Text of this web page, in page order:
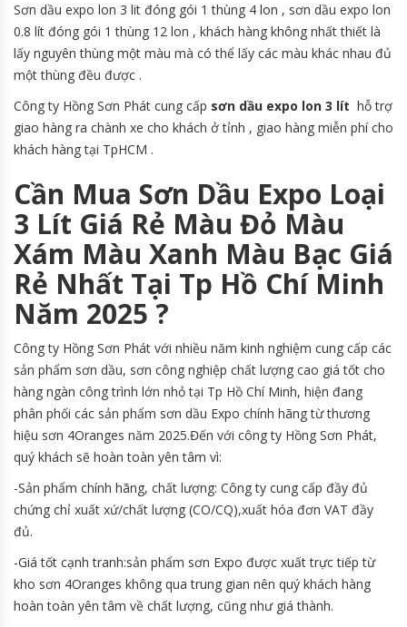
Sơn dầu expo lon 3 lit đóng gói 1 thùng 4 lon , sơn dầu expo lon
0.8 lít đóng gói 1 thùng 12 lon , khách hàng không nhất thiết là
lấy nguyên thùng một màu mà có thể lấy các màu khác nhau đủ
một thùng đều được .
Công ty Hồng Sơn Phát cung cấp sơn dầu expo lon 3 lít hỗ trợ
giao hàng ra chành xe cho khách ở tỉnh , giao hàng miễn phí cho
khách hàng tại TpHCM .
Cần Mua Sơn Dầu Expo Loại
3 Lít Giá Rẻ Màu Đỏ Màu
Xám Màu Xanh Màu Bạc Giá
Rẻ Nhất Tại Tp Hồ Chí Minh
Năm 2025 ?
Công ty Hồng Sơn Phát với nhiều năm kinh nghiệm cung cấp các
sản phẩm sơn dầu, sơn công nghiệp chất lượng cao giá tốt cho
hàng ngàn công trình lớn nhỏ tại Tp Hồ Chí Minh, hiện đang
phân phối các sản phẩm sơn dầu Expo chính hãng từ thương
hiệu sơn 4Oranges năm 2025.Đến với công ty Hồng Sơn Phát,
quý khách sẽ hoàn toàn yên tâm vì:
-Sản phẩm chính hãng, chất lượng: Công ty cung cấp đầy đủ
chứng chỉ xuất xứ/chất lượng (CO/CQ),xuất hóa đơn VAT đầy
đủ.
-Giá tốt cạnh tranh:sản phẩm sơn Expo được xuất trực tiếp từ
kho sơn 4Oranges không qua trung gian nên quý khách hàng
hoàn toàn yên tâm về chất lượng, cũng như giá thành.